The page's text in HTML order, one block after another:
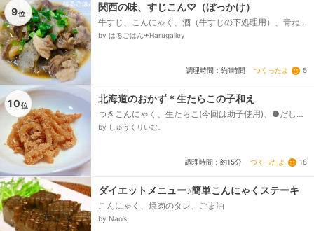
9位
関西の味、すじこん♡（ぼっかけ）
牛すじ、こんにゃく、酒（牛すじの下処理用）、青ね
ぎ、七味、-出汁-、☆水、☆醤油、☆みりん、☆酒、
by はるごはん✈︎Harugalley
調理時間：約1時間 つくったよ 5
10位
北海道のおかず＊生たらこの子和え
つきこんにゃく、生たらこ(今回は助子使用)、●だし
汁、●しょうゆ、●砂糖、●酒、●みりん
by しゅうくりいむ。
調理時間：約15分 つくったよ 18
ダイエットメニュー♪簡単こんにゃくステーキ
こんにゃく、焼肉のタレ、ごま油
by Nao’s